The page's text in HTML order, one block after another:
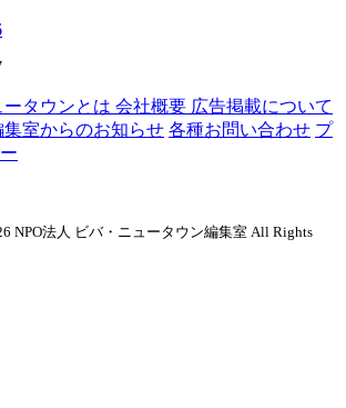
ータウンとは 会社概要 広告掲載について
集室からのお知らせ 各種お問い合わせ プ
NPO法人 ビバ・ニュータウン編集室 All Rights